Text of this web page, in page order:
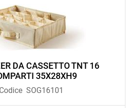
DA CASSETTO TNT 16
35X28XH9
Codice SOG16101